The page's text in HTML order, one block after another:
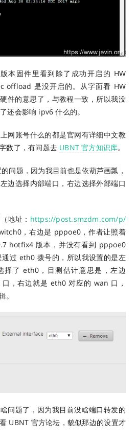
本固件里看到除了成功开启的 HW
offload 是没开启的。从字面看 HW
件的意思了，与教程一致，所以我没
还会影响 ipv6 什么的。
网账号什么的都是官网有详细中文教
数了，有问题去 UBNT 官方知识库。
问题，因为我目前也是依葫芦画瓢，
边选择内部端口，右边选择外部端口
地址： https://post.smzdm.com/p/
，右边是 pppoe0，作者让照着
hotfix4 版本，并没有看到 pppoe0
过 eth0 拨号的，所以我设置的是左
择了 eth0，目测估计意思是，左边
，右边就是 eth0 对应的 wan 口，
。
问题了，因为我目前没啥端口转发的
UBNT 官方论坛，貌似那边的设置才